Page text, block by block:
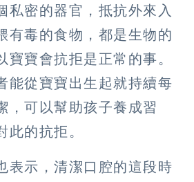
私密的器官，抵抗外來入
有毒的食物，都是生物的
寶寶會抗拒是正常的事。
能從寶寶出生起就持續每
，可以幫助孩子養成習
此的抗拒。
表示，清潔口腔的這段時